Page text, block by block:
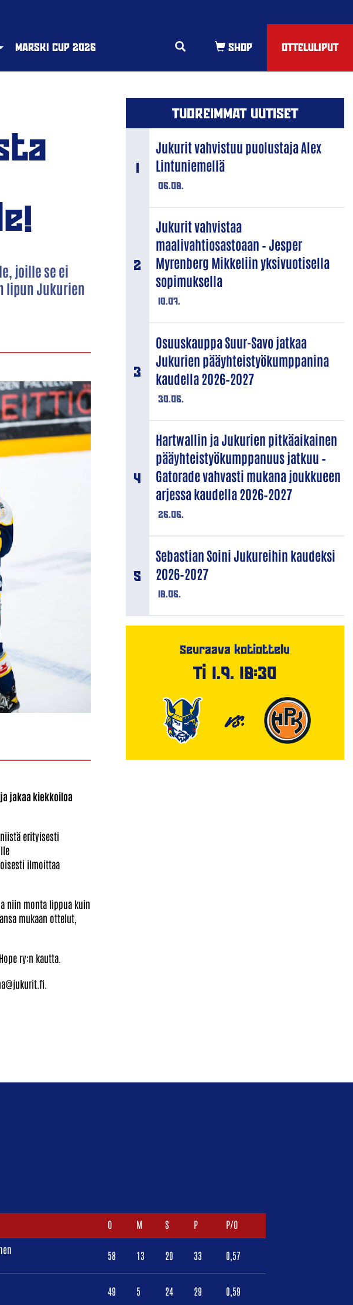
OTTELULIPUT
MARSKI CUP 2026
joille se ei
lipun Jukurien
jakaa kiekkoiloa
erityisesti
ilmoittaa
niin monta lippua kuin
mukaan ottelut,
ry:n kautta.
TUOREIMMAT UUTISET
06.08.
Jukurit vahvistuu puolustaja Alex
Lintuniemellä
10.07.
Jukurit vahvistaa
maalivahtiosastoaan – Jesper
Myrenberg Mikkeliin yksivuotisella
sopimuksella
30.06.
Osuuskauppa Suur-Savo jatkaa
Jukurien pääyhteistyökumppanina
kaudella 2026–2027
26.06.
Hartwallin ja Jukurien pitkäaikainen
pääyhteistyökumppanuus jatkuu –
Gatorade vahvasti mukana joukkueen
arjessa kaudella 2026–2027
18.06.
Sebastian Soini Jukureihin kaudeksi
2026–2027
Seuraava kotiottelu
Ti 1.9. 18:30
VS.
O M S P P/O
58 13 20 33 0,57
49 5 24 29 0,59